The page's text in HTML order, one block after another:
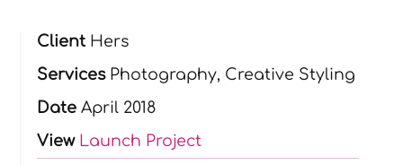
Client Hers
ServicesPhotography, Creative Styling
Date April 2018
View Launch Project